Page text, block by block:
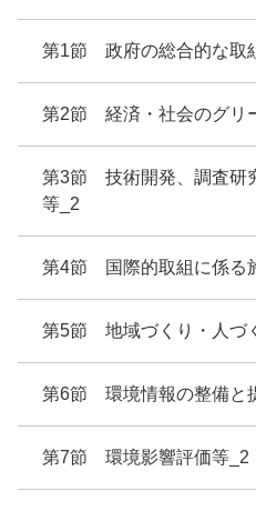
第1節 政府の総合的な取
第2節 経済・社会のグリ
第3節 技術開発、調査研
等_2
第4節 国際的取組に係る
第5節 地域づくり・人づ
第6節 環境情報の整備と
第7節 環境影響評価等_2